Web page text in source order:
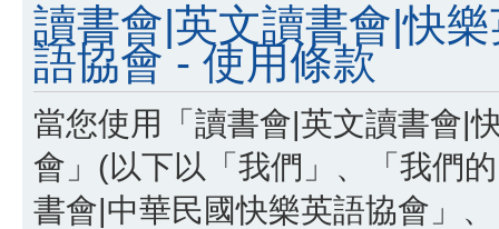
讀書會|英文讀書會|快
語協會 - 使用條款
當您使用「讀書會|英文讀書會|
會」(以下以「我們」、「我們
書會|中華民國快樂英語協會」